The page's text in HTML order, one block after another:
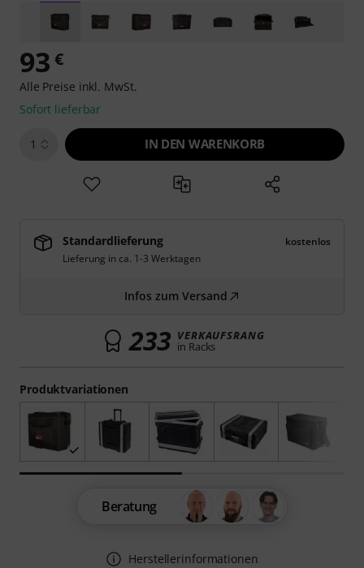
Produktvariationen
93 €
Alle Preise inkl. MwSt.
Sofort lieferbar
1 IN DEN WARENKORB
Standardlieferung
kostenlos
Lieferung in ca. 1-3 Werktagen
Infos zum Versand
233 VERKAUFSRANG
in Racks
Beratung
Herstellerinformationen